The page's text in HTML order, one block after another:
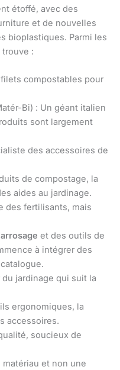
étoffé, avec des
et de nouvelles
bioplastiques. Parmi les
:
compostables pour
Bi) : Un géant italien
sont largement
des accessoires de
de compostage, la
aides au jardinage.
des fertilisants, mais
arrosage et des outils de
à intégrer des
jardinage qui suit la
ergonomiques, la
accessoires.
soucieux de
et non une